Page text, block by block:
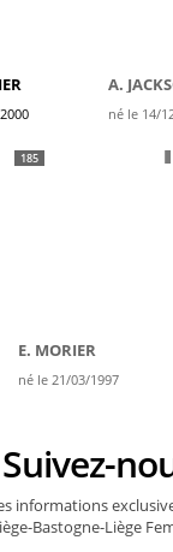
A.
né le 14/
185
E. MORIER
né le 21/03/1997
Suivez-
informations
Bastogne-Liège